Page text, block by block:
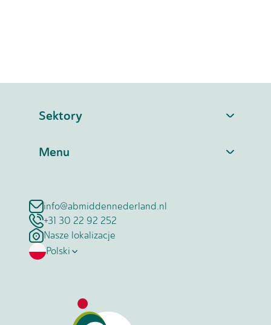
Sektory
Menu
info@abmiddennederland.nl
+31 30 22 92 252
Nasze lokalizacje
Polski
English
Română